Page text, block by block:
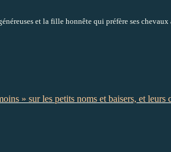
et la fille honnête qui préfère ses chevaux
» sur les petits noms et baisers, et leurs